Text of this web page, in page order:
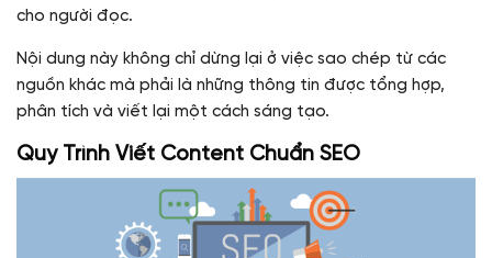
cho người đọc.
Nội dung này không chỉ dừng lại ở việc sao chép từ các
nguồn khác mà phải là những thông tin được tổng hợp,
phân tích và viết lại một cách sáng tạo.
Quy Trình Viết Content Chuẩn SEO